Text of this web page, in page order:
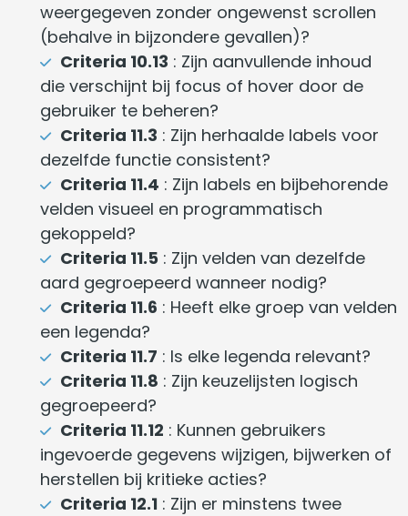
weergegeven zonder ongewenst scrollen
(behalve in bijzondere gevallen)?
Criteria 10.13 : Zijn aanvullende inhoud
die verschijnt bij focus of hover door de
gebruiker te beheren?
Criteria 11.3 : Zijn herhaalde labels voor
dezelfde functie consistent?
Criteria 11.4 : Zijn labels en bijbehorende
velden visueel en programmatisch
gekoppeld?
Criteria 11.5 : Zijn velden van dezelfde
aard gegroepeerd wanneer nodig?
Criteria 11.6 : Heeft elke groep van velden
een legenda?
Criteria 11.7 : Is elke legenda relevant?
Criteria 11.8 : Zijn keuzelijsten logisch
gegroepeerd?
Criteria 11.12 : Kunnen gebruikers
ingevoerde gegevens wijzigen, bijwerken of
herstellen bij kritieke acties?
Criteria 12.1 : Zijn er minstens twee